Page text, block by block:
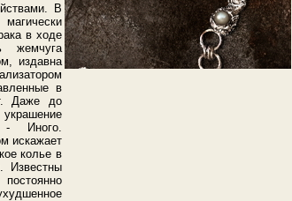
В
в ходе
жемчуга
издавна
в
Даже до
- Иного.
искажает
колье в
Известны